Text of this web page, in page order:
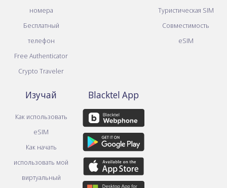
номера
Бесплатный
телефон
Free Authenticator
Crypto Traveler
Туристическая SIM
Совместимость
eSIM
Изучай
Как использовать
eSIM
Как начать
использовать мой
виртуальный
Blacktel App